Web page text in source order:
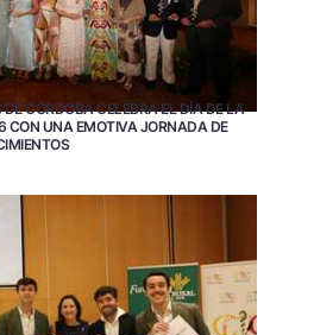
DE CÓRDOBA CELEBRA EL DÍA DE LA
CON UNA EMOTIVA JORNADA DE